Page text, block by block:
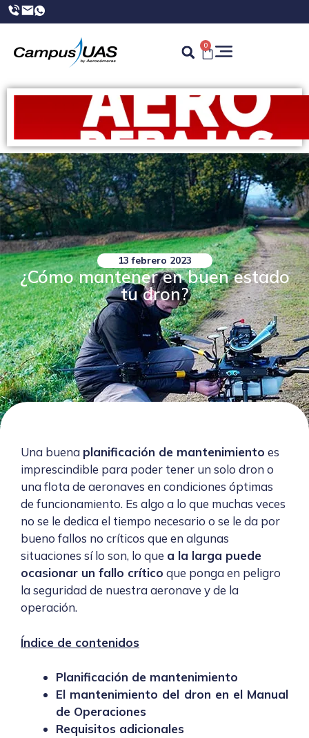
0
13 febrero 2023
¿Cómo mantener en buen estado
tu dron?
Una buena planificación de mantenimiento es
imprescindible para poder tener un solo dron o
una flota de aeronaves en condiciones óptimas
de funcionamiento. Es algo a lo que muchas veces
no se le dedica el tiempo necesario o se le da por
bueno fallos no críticos que en algunas
situaciones sí lo son, lo que a la larga puede
ocasionar un fallo crítico que ponga en peligro
la seguridad de nuestra aeronave y de la
operación.
Índice de contenidos
Planificación de mantenimiento
El mantenimiento del dron en el Manual
de Operaciones
Requisitos adicionales